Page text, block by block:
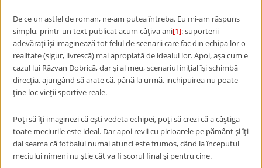
De ce un astfel de roman, ne-am putea întreba. Eu mi-am rӑspuns
simplu, printr-un text publicat acum câţiva ani[1]: suporterii
adevӑraţi îşi imagineazӑ tot felul de scenarii care fac din echipa lor o
realitate (sigur, livrescӑ) mai apropiatӑ de idealul lor. Apoi, aşa cum e
cazul lui Rӑzvan Dobricӑ, dar şi al meu, scenariul iniţial îşi schimbӑ
direcţia, ajungând sӑ arate cӑ, pânӑ la urmӑ, inchipuirea nu poate
ţine loc vieţii sportive reale.
Poţi sӑ îţi imaginezi cӑ eşti vedeta echipei, poţi sӑ crezi cӑ a câştiga
toate meciurile este ideal. Dar apoi revii cu picioarele pe pӑmânt şi îţi
dai seama cӑ fotbalul numai atunci este frumos, când la începutul
meciului nimeni nu ştie cât va fi scorul final şi pentru cine.